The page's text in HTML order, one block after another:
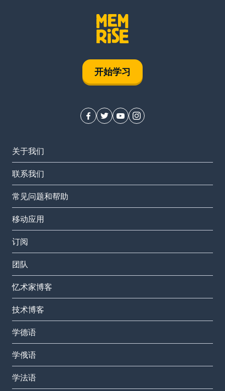
开始学习
关于我们
联系我们
常见问题和帮助
移动应用
订阅
团队
忆术家博客
技术博客
学德语
学俄语
学法语